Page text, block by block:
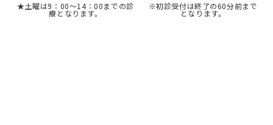
★土曜は9：00～14：00までの診
療となります。
※初診受付は終了の60分前まで
となります。